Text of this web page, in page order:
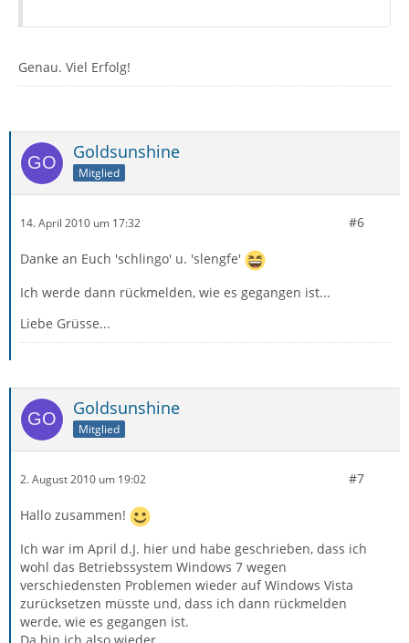
Genau. Viel Erfolg!
Goldsunshine
Mitglied
14. April 2010 um 17:32 #6
Danke an Euch 'schlingo' u. 'slengfe'
Ich werde dann rückmelden, wie es gegangen ist...
Liebe Grüsse...
Goldsunshine
Mitglied
2. August 2010 um 19:02 #7
Hallo zusammen!
Ich war im April d.J. hier und habe geschrieben, dass ich
wohl das Betriebssystem Windows 7 wegen
verschiedensten Problemen wieder auf Windows Vista
zurücksetzen müsste und, dass ich dann rückmelden
werde, wie es gegangen ist.